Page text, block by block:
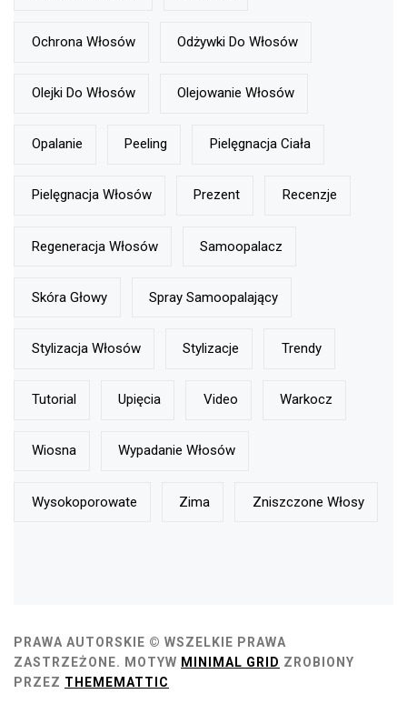
Ochrona Włosów Odżywki Do Włosów
Olejki Do Włosów Olejowanie Włosów
Opalanie Peeling Pielęgnacja Ciała
Pielęgnacja Włosów Prezent Recenzje
Regeneracja Włosów Samoopalacz
Skóra Głowy Spray Samoopalający
Stylizacja Włosów Stylizacje Trendy
Tutorial Upięcia Video Warkocz
Wiosna Wypadanie Włosów
Wysokoporowate Zima Zniszczone Włosy
PRAWA AUTORSKIE © WSZELKIE PRAWA
ZASTRZEŻONE. MOTYW MINIMAL GRID ZROBIONY
PRZEZ THEMEMATTIC